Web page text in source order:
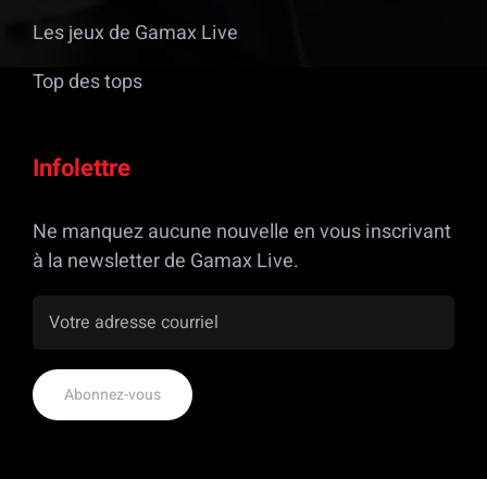
Les jeux de Gamax Live
Top des tops
Infolettre
Ne manquez aucune nouvelle en vous inscrivant
à la newsletter de Gamax Live.